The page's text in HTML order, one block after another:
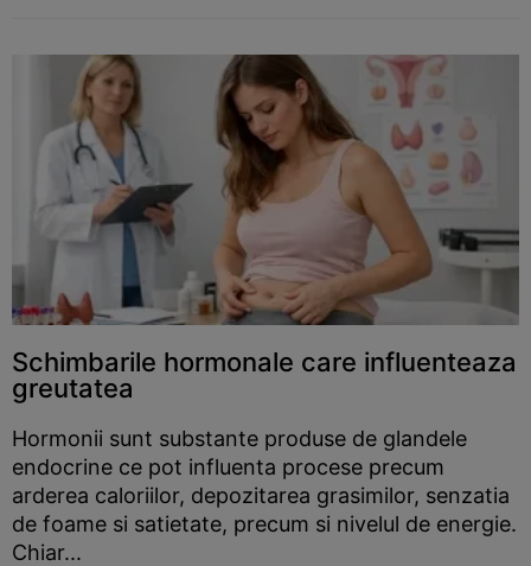
Schimbarile hormonale care influenteaza
greutatea
Hormonii sunt substante produse de glandele
endocrine ce pot influenta procese precum
arderea caloriilor, depozitarea grasimilor, senzatia
de foame si satietate, precum si nivelul de energie.
Chiar...